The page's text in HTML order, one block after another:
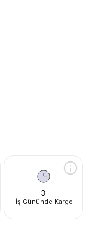
3
İş Gününde Kargo